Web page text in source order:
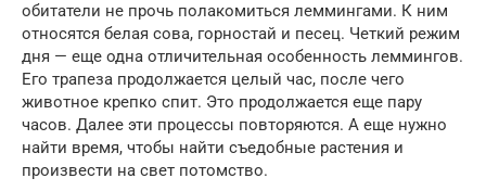
обитатели не прочь полакомиться леммингами. К ним
относятся белая сова, горностай и песец. Четкий режим
дня — еще одна отличительная особенность леммингов.
Его трапеза продолжается целый час, после чего
животное крепко спит. Это продолжается еще пару
часов. Далее эти процессы повторяются. А еще нужно
найти время, чтобы найти съедобные растения и
произвести на свет потомство.